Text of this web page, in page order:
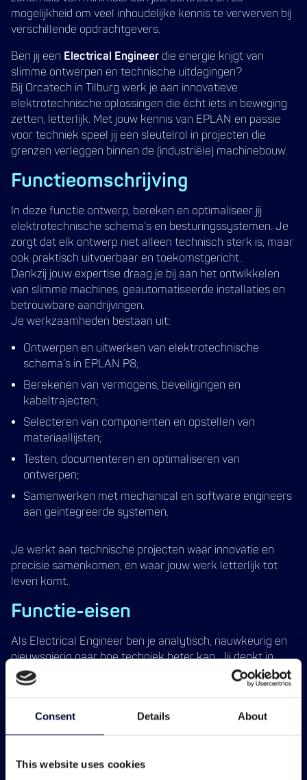
Consent Details About
This website uses cookies
mogelijkheid om veel inhoudelijke kennis te verwerven bij
verschillende opdrachtgevers.
Ben jij een Electrical Engineer die energie krijgt van
slimme ontwerpen en technische uitdagingen?
Bij Orcatech in Tilburg werk je aan innovatieve
elektrotechnische oplossingen die écht iets in beweging
zetten, letterlijk. Met jouw kennis van EPLAN en passie
voor techniek speel jij een sleutelrol in projecten die
grenzen verleggen binnen de (industriële) machinebouw.
Functieomschrijving
In deze functie ontwerp, bereken en optimaliseer jij
elektrotechnische schema’s en besturingssystemen. Je
zorgt dat elk ontwerp niet alleen technisch sterk is, maar
ook praktisch uitvoerbaar en toekomstgericht.
Dankzij jouw expertise draag je bij aan het ontwikkelen
van slimme machines, geautomatiseerde installaties en
betrouwbare aandrijvingen.
Je werkzaamheden bestaan uit:
Ontwerpen en uitwerken van elektrotechnische
schema’s in EPLAN P8;
Berekenen van vermogens, beveiligingen en
kabeltrajecten;
Selecteren van componenten en opstellen van
materiaallijsten;
Testen, documenteren en optimaliseren van
ontwerpen;
Samenwerken met mechanical en software engineers
aan geïntegreerde systemen.
Je werkt aan technische projecten waar innovatie en
precisie samenkomen, en waar jouw werk letterlijk tot
leven komt.
Functie-eisen
Als Electrical Engineer ben je analytisch, nauwkeurig en
nieuwsgierig naar hoe techniek beter kan. Jij denkt in
oplossingen en hebt oog voor kwaliteit.
Wat wij zoeken:
Een afgeronde hbo-opleiding Elektrotechniek,
Mechatronica of vergelijkbaar;
tekenpakket;